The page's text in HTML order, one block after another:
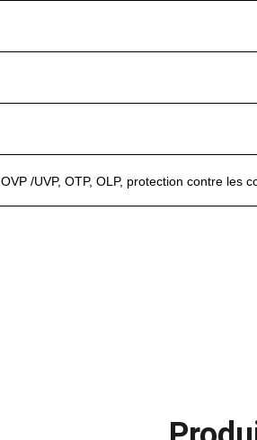
OVP /UVP, OTP, OLP, protection contre les